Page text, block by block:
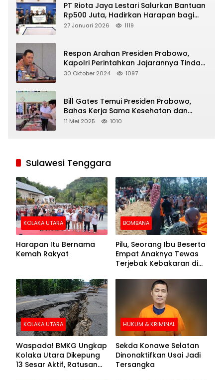
PT Riota Jaya Lestari Salurkan Bantuan
Rp500 Juta, Hadirkan Harapan bagi
Korban Bencana di Sumatera
27 Januari 2026 1119
Respon Arahan Presiden Prabowo,
Kapolri Perintahkan Jajarannya Tindak
Tegas Pelaku Judi Online
30 Oktober 2024 1097
Bill Gates Temui Presiden Prabowo,
Bahas Kerja Sama Kesehatan dan
Program Makan Bergizi Gratis
11 Mei 2025 1010
Sulawesi Tenggara
KOLAKA UTARA
Harapan Itu Bernama
Kemah Rakyat
BOMBANA
Pilu, Seorang Ibu Beserta
Empat Anaknya Tewas
Terjebak Kebakaran di
KOLAKA UTARA
Waspada! BMKG Ungkap
Kolaka Utara Dikepung
13 Sesar Aktif, Ratusan
HUKUM & KRIMINAL
Sekda Konawe Selatan
Dinonaktifkan Usai Jadi
Tersangka